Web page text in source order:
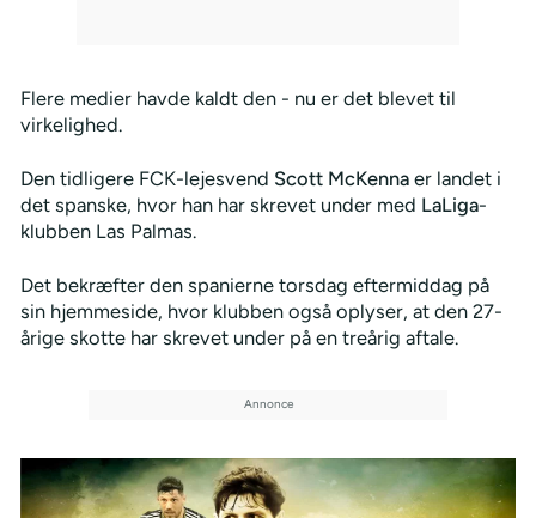
Flere medier havde kaldt den - nu er det blevet til
virkelighed.
Den tidligere FCK-lejesvend Scott McKennaer landet i
det spanske, hvor han har skrevet under med LaLiga-
klubben Las Palmas.
Det bekræfter den spanierne torsdag eftermiddag på
sin hjemmeside, hvor klubben også oplyser, at den 27-
årige skotte har skrevet under på en treårig aftale.